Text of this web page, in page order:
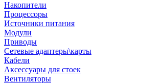
Накопители
Процессоры
Источники питания
Модули
Приводы
Сетевые адаптеры\карты
Кабели
Аксессуары для стоек
Вентиляторы